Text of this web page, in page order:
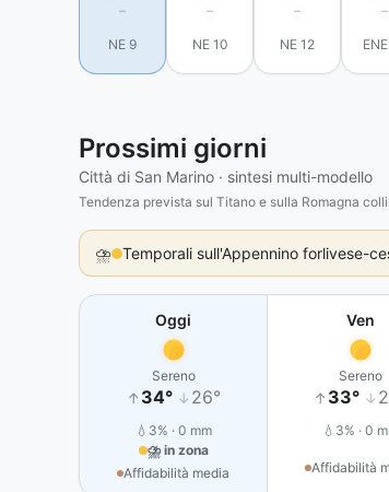
–
NE 9
–
NE 10
–
NE 12
–
Prossimi giorni
Città di San Marino · sintesi multi-modello
Tendenza prevista sul Titano e sulla Romagna
⛈️ Temporali sull'Appennino forlivese-
Oggi
Sereno
↑ 34° ↓ 26°
💧3% · 0 mm
⛈ in zona
Affidabilità media
Ven
Sereno
↑ 33° ↓
💧3% · 0
Affidabilità